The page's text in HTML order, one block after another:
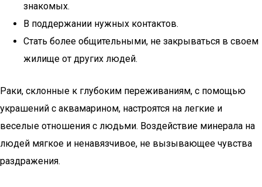
знакомых.
В поддержании нужных контактов.
Стать более общительными, не закрываться в своем
жилище от других людей.
Раки, склонные к глубоким переживаниям, с помощью
украшений с аквамарином, настроятся на легкие и
веселые отношения с людьми. Воздействие минерала на
людей мягкое и ненавязчивое, не вызывающее чувства
раздражения.